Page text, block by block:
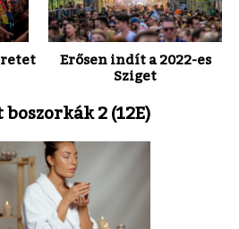
Erősen indít a 2022-es
Sziget
2 (12E)